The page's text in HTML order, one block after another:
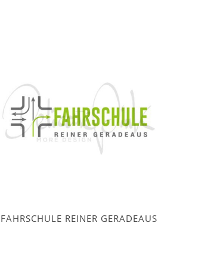
FAHRSCHULE REINER GERADEAUS